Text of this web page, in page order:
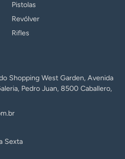
Pistolas
Revólver
Rifles
Shopping West Garden, Avenida
Pedro Juan, 8500 Caballero,
Sexta